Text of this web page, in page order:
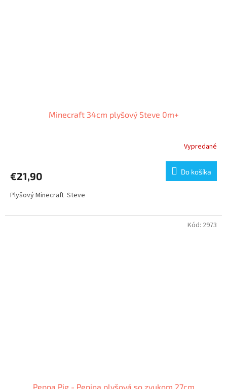
Minecraft 34cm plyšový Steve 0m+
Vypredané
€21,90 Do košíka
Plyšový Minecraft Steve
Peppa Pig - Pepina plyšová so zvukom 27cm
Kód: 2973